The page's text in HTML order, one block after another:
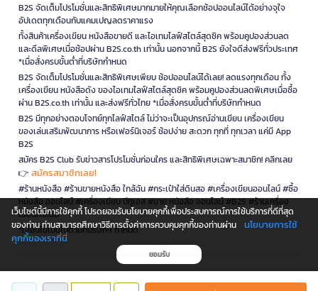
B2S จัดเต็มโปรโมชั่นและสิทธิพิเศษมากมายให้คุณเลือกช้อปออนไลน์ได้อย่างจุใจ
อัปเดตทุกเดือนกับแคมเปญลดราคาแรง
ทั้งสินค้าเครื่องเขียน หนังสือขายดี และไอเทมไลฟ์สไตล์สุดชิค พร้อมคูปองส่วนลด
และดีลพิเศษเมื่อช้อปผ่าน B2S.co.th เท่านั้น นอกจากนี้ B2S ยังใจดีส่งฟรีทั่วประเทศ
*เมื่อสั่งครบขั้นต่ำที่บริษัทกำหนด
B2S จัดเต็มโปรโมชั่นและสิทธิพิเศษเพียบ ช้อปออนไลน์ได้เลย! ลดแรงทุกเดือน ทั้ง
เครื่องเขียน หนังสือดัง ของไอเทมไลฟ์สไตล์สุดชิค พร้อมคูปองส่วนลดพิเศษเมื่อซื้อ
ผ่าน B2S.co.th เท่านั้น และส่งฟรีทั่วไทย *เมื่อสั่งครบขั้นต่ำที่บริษัทกำหนด
B2S มีทุกอย่างตอบโจทย์ทุกไลฟ์สไตล์ ไม่ว่าจะเป็นอุปกรณ์อ่านเขียน เครื่องเขียน
ของเล่นเสริมพัฒนาการ หรือเฟอร์นิเจอร์ ช้อปง่าย สะดวก ทุกที่ ทุกเวลา แค่มี App
B2S
สมัคร B2S Club รับข่าวสารโปรโมชั่นก่อนใคร และสิทธิพิเศษเฉพาะสมาชิก! คลิกเลย
👉 สมัครสมาชิกเลย!
#ร้านหนังสือ #ร้านขายหนังสือ ใกล้ฉัน #กระเป๋าใส่ดินสอ #เครื่องเขียนออนไลน์ #ซื้อ
หนังสือ ออนไลน์ #เครื่องเขียน บีทูเอส #ขาย หนังสือ ออนไลน์ #B2S #ร้านเครื่อง
เขียนใกล้ฉัน
*เงื่อนไขเป็นไปตามที่บริษัทฯ กำหนด
is a company operating under
เว็บไซต์นี้มีการใช้คุกกี้ โปรดยอมรับนโยบายคุกกี้เพื่อประสบการณ์การใช้บริการที่ดีที่สุด
ของท่าน ท่านสามารถศึกษาวิธีการตั้งค่าการควบคุมคุกกี้ของท่านผ่าน
นโยบายการใช้
คุกกี้ของเราที่นี่
ยอมรับ